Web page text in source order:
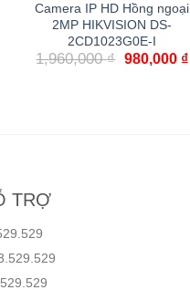
Camera IP HD Hồng ngoại
2MP HIKVISION DS-
2CD1023G0E-I
1,960,000₫ 980,000 ₫
TRỢ